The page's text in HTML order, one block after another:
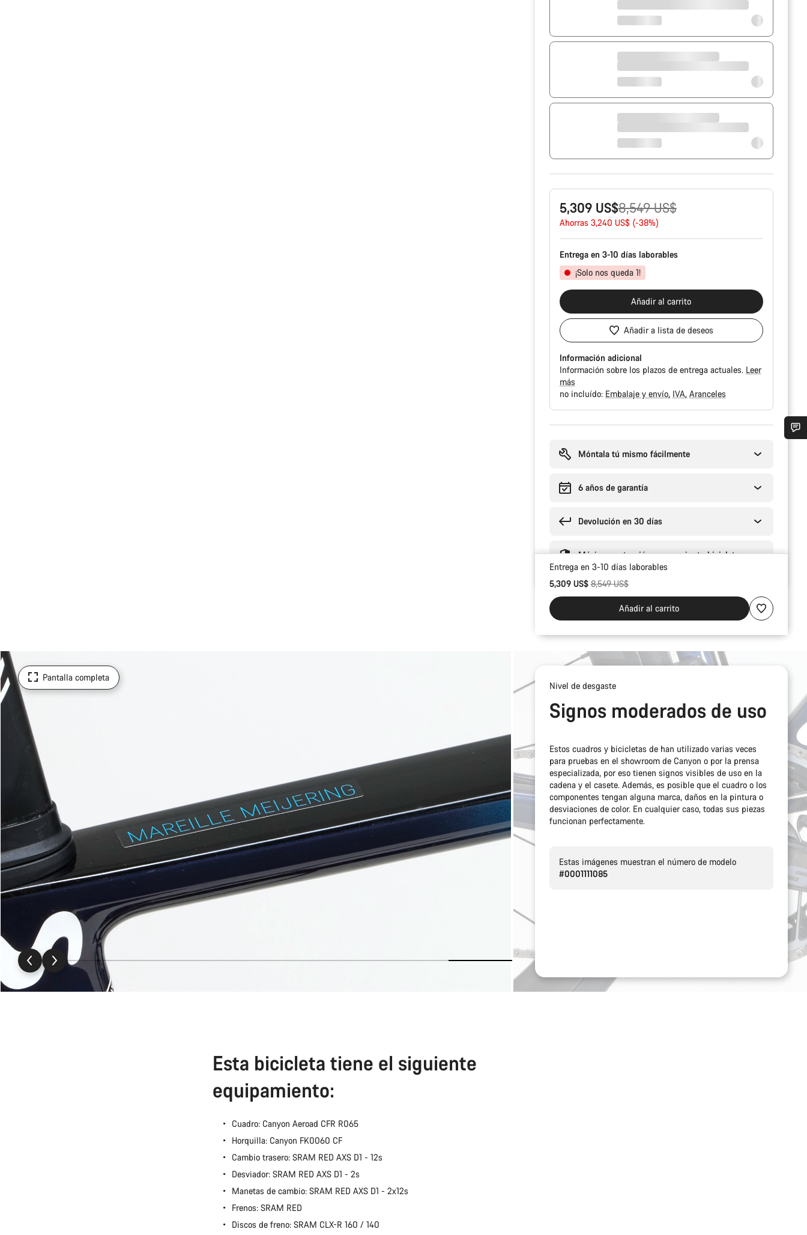
5,309 US$
Precio
original
8,549 US$
Ahorras 3,240 US$ (-38%)
Entrega en 3-10 días laborables
¡Solo nos queda 1!
Añadir al carrito
Añadir a lista de deseos
Información adicional
Información sobre los plazos de entrega actuales. Leer
más
no incluído: Embalaje y envío IVA Aranceles
compra
Móntala tú mismo fácilmente
6 años de garantía
Devolución en 30 días
Máxima protección para enviar tu bicicleta
Entrega en 3-10 días laborables
5,309 US$Precio original
8,549 US$
Añadir al carrito
Pantalla completa
Nivel de desgaste
Signos moderados de uso
Estos cuadros y bicicletas de han utilizado varias veces
para pruebas en el showroom de Canyon o por la prensa
especializada, por eso tienen signos visibles de uso en la
cadena y el casete. Además, es posible que el cuadro o los
componentes tengan alguna marca, daños en la pintura o
desviaciones de color. En cualquier caso, todas sus piezas
funcionan perfectamente.
Estas imágenes muestran el número de modelo
#0001111085
Esta bicicleta tiene el siguiente
equipamiento:
Cuadro: Canyon Aeroad CFR R065
Horquilla: Canyon FK0060 CF
Cambio trasero: SRAM RED AXS D1 - 12s
Desviador: SRAM RED AXS D1 - 2s
Manetas de cambio: SRAM RED AXS D1 - 2x12s
Frenos: SRAM RED
Discos de freno: SRAM CLX-R 160 / 140
¿Necesitas ayuda?
Nuestros expertos estarán encantados de responder a tus preguntas.
Abrir chat
Cerrar